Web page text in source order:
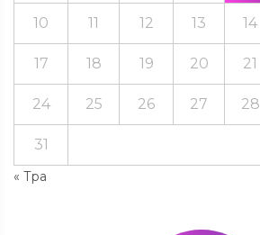
« Тра
10 11 12 13 14
17 18 19 20 21
24 25 26 27 28
31